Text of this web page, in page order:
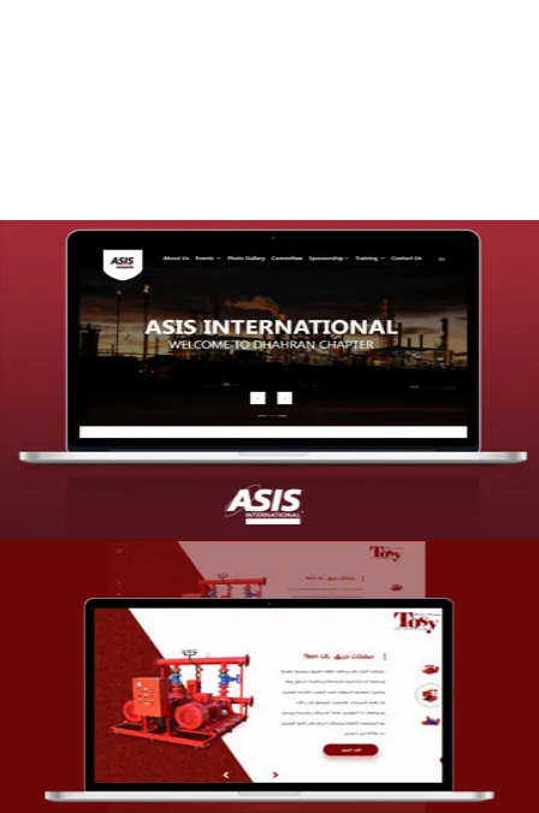
تصميم موقع شركة asis
التفاصيل
تصميم شركة قمة الأنظمة TOSY
التفاصيل